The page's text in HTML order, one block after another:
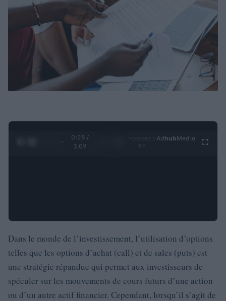
0:29 /
3:09
Ad hubMedia
Dans le monde de l’investissement, l’utilisation d’options
telles que les options d’achat (call) et de sales (puts) est
une stratégie répandue qui permet aux investisseurs de
spéculer sur les mouvements de cours futurs d’une action
ou d’un autre actif financier. Cependant, lorsqu’il s’agit de